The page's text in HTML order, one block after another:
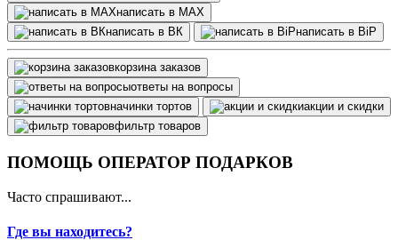
написать в МАХ
написать в ВК
написать в BiP
корзина заказов
ответы на вопросы
начинки тортов
акции и скидки
фильтр товаров
ПОМОЩЬ ОПЕРАТОР ПОДАРКОВ
Часто спрашивают...
Где вы находитесь?